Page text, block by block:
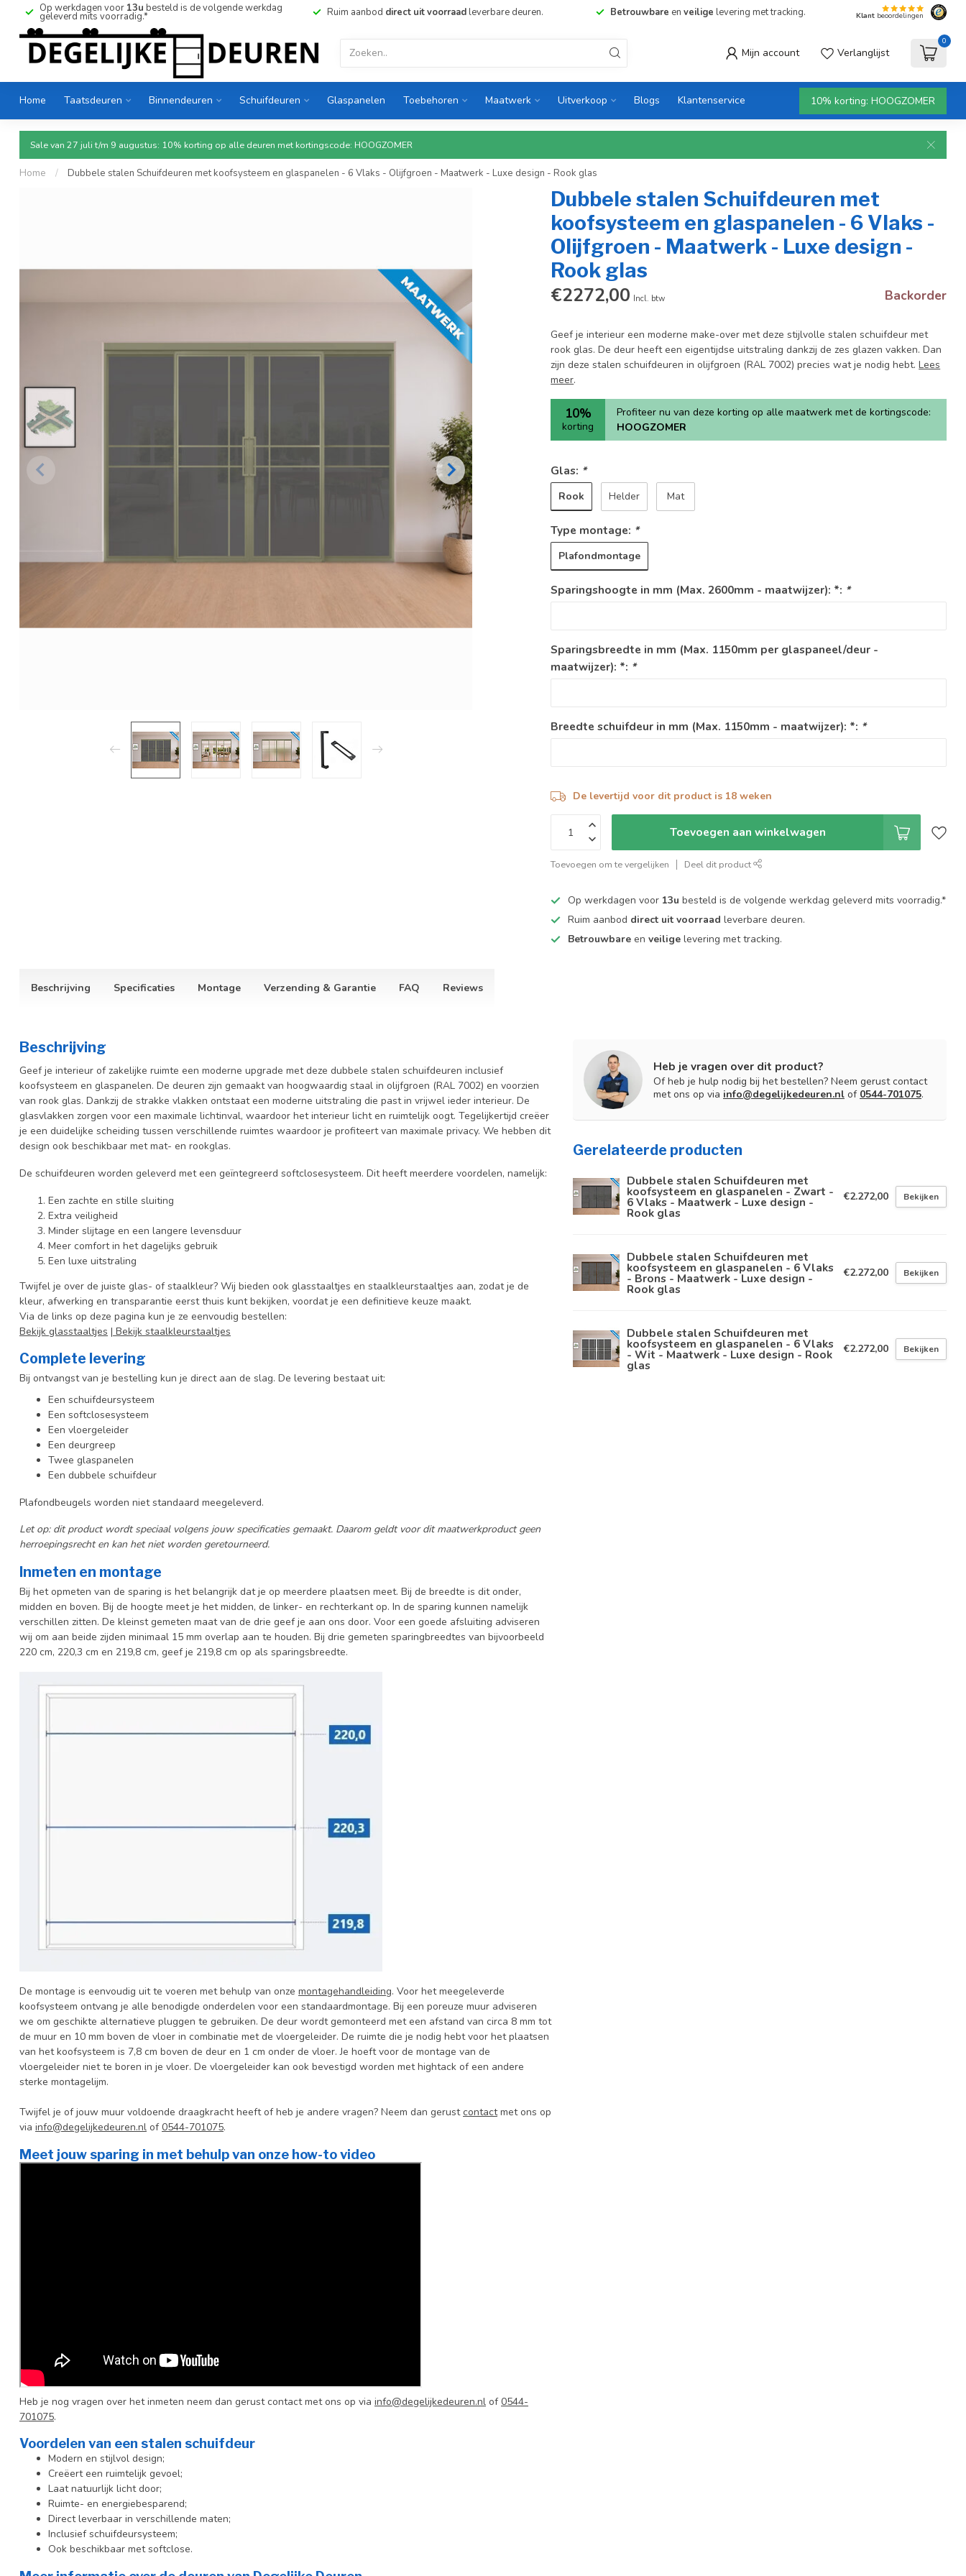
Op werkdagen voor 13u besteld is de volgende werkdag
geleverd mits voorradig.* Ruim aanbod direct uit voorraadleverbare deuren. Betrouwbare en veilige levering met tracking. Klant beoordelingen
Mijn account Verlanglijst
0
Home Taatsdeuren Binnendeuren Schuifdeuren Glaspanelen Toebehoren Maatwerk Uitverkoop Blogs Klantenservice 10% korting: HOOGZOMER
Sale van 27 juli t/m 9 augustus: 10% korting op alle deuren met kortingscode: HOOGZOMER
Home / Dubbele stalen Schuifdeuren met koofsysteem en glaspanelen - 6 Vlaks - Olijfgroen - Maatwerk - Luxe design - Rook glas
Dubbele stalen Schuifdeuren met
koofsysteem en glaspanelen - 6 Vlaks -
Olijfgroen - Maatwerk - Luxe design -
Rook glas
€2272,00 Incl. btw Backorder
Geef je interieur een moderne make-over met deze stijlvolle stalen schuifdeur met
rook glas. De deur heeft een eigentijdse uitstraling dankzij de zes glazen vakken. Dan
zijn deze stalen schuifdeuren in olijfgroen (RAL 7002) precies wat je nodig hebt.Lees
meer.
10%
korting
Profiteer nu van deze korting op alle maatwerk met de kortingscode:
HOOGZOMER
Glas: *
Rook Helder Mat
Type montage: *
Plafondmontage
Sparingshoogte in mm (Max. 2600mm - maatwijzer): *: *
Sparingsbreedte in mm (Max. 1150mm per glaspaneel/deur -
maatwijzer): *: *
Breedte schuifdeur in mm (Max. 1150mm - maatwijzer): *: *
De levertijd voor dit product is 18 weken
Toevoegen aan winkelwagen
Toevoegen om te vergelijken Deel dit product
Op werkdagen voor 13u besteld is de volgende werkdag geleverd mits voorradig.*
Ruim aanbod direct uit voorraad leverbare deuren.
Betrouwbare enveiligelevering met tracking.
Beschrijving Specificaties Montage Verzending & Garantie FAQ Reviews
Beschrijving
Geef je interieur of zakelijke ruimte een moderne upgrade met deze dubbele stalen schuifdeuren inclusief
koofsysteem en glaspanelen. De deuren zijn gemaakt van hoogwaardig staal in olijfgroen (RAL 7002) en voorzien
van rook glas. Dankzij de strakke vlakken ontstaat een moderne uitstraling die past in vrijwel ieder interieur. De
glasvlakken zorgen voor een maximale lichtinval, waardoor het interieur licht en ruimtelijk oogt. Tegelijkertijd creëer
je een duidelijke scheiding tussen verschillende ruimtes waardoor je profiteert van maximale privacy. We hebben dit
design ook beschikbaar met mat- en rookglas.
De schuifdeuren worden geleverd met een geïntegreerd softclosesysteem. Dit heeft meerdere voordelen, namelijk:
Een zachte en stille sluiting
Extra veiligheid
Minder slijtage en een langere levensduur
Meer comfort in het dagelijks gebruik
Een luxe uitstraling
Twijfel je over de juiste glas- of staalkleur? Wij bieden ook glasstaaltjes en staalkleurstaaltjes aan, zodat je de
kleur, afwerking en transparantie eerst thuis kunt bekijken, voordat je een definitieve keuze maakt.
Via de links op deze pagina kun je ze eenvoudig bestellen:
Bekijk glasstaaltjes | Bekijk staalkleurstaaltjes
Complete levering
Bij ontvangst van je bestelling kun je direct aan de slag. De levering bestaat uit:
Een schuifdeursysteem
Een softclosesysteem
Een vloergeleider
Een deurgreep
Twee glaspanelen
Een dubbele schuifdeur
Plafondbeugels worden niet standaard meegeleverd.
Let op: dit product wordt speciaal volgens jouw specificaties gemaakt. Daarom geldt voor dit maatwerkproduct geen
herroepingsrecht en kan het niet worden geretourneerd.
Inmeten en montage
Bij het opmeten van de sparing is het belangrijk dat je op meerdere plaatsen meet. Bij de breedte is dit onder,
midden en boven. Bij de hoogte meet je het midden, de linker- en rechterkant op. In de sparing kunnen namelijk
verschillen zitten. De kleinst gemeten maat van de drie geef je aan ons door. Voor een goede afsluiting adviseren
wij om aan beide zijden minimaal 15 mm overlap aan te houden. Bij drie gemeten sparingbreedtes van bijvoorbeeld
220 cm, 220,3 cm en 219,8 cm, geef je 219,8 cm op als sparingsbreedte.
De montage is eenvoudig uit te voeren met behulp van onze montagehandleiding. Voor het meegeleverde
koofsysteem ontvang je alle benodigde onderdelen voor een standaardmontage. Bij een poreuze muur adviseren
we om geschikte alternatieve pluggen te gebruiken. De deur wordt gemonteerd met een afstand van circa 8 mm tot
de muur en 10 mm boven de vloer in combinatie met de vloergeleider. De ruimte die je nodig hebt voor het plaatsen
van het koofsysteem is 7,8 cm boven de deur en 1 cm onder de vloer. Je hoeft voor de montage van de
vloergeleider niet te boren in je vloer. De vloergeleider kan ook bevestigd worden met hightack of een andere
sterke montagelijm.
Twijfel je of jouw muur voldoende draagkracht heeft of heb je andere vragen? Neem dan gerustcontactmet ons op
via info@degelijkedeuren.nl of0544-701075.
Meet jouw sparing in met behulp van onze how-to video
Heb je nog vragen over het inmeten neem dan gerust contact met ons op via info@degelijkedeuren.nl of0544-
701075.
Voordelen van een stalen schuifdeur
Modern en stijlvol design;
Creëert een ruimtelijk gevoel;
Laat natuurlijk licht door;
Ruimte- en energiebesparend;
Direct leverbaar in verschillende maten;
Inclusief schuifdeursysteem;
Ook beschikbaar met softclose.
Heb je vragen over dit product?
Of heb je hulp nodig bij het bestellen? Neem gerust contact
met ons op via info@degelijkedeuren.nl of 0544-701075.
Gerelateerde producten
Dubbele stalen Schuifdeuren met
koofsysteem en glaspanelen - Zwart -
6 Vlaks - Maatwerk - Luxe design -
Rook glas
€2.272,00 Bekijken
Dubbele stalen Schuifdeuren met
koofsysteem en glaspanelen - 6 Vlaks
- Brons - Maatwerk - Luxe design -
Rook glas
€2.272,00 Bekijken
Dubbele stalen Schuifdeuren met
koofsysteem en glaspanelen - 6 Vlaks
- Wit - Maatwerk - Luxe design - Rook
glas
€2.272,00 Bekijken